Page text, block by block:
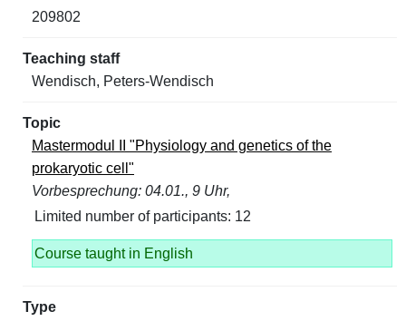
209802
Wendisch, Peters-Wendisch
Mastermodul II "Physiology and genetics of the
prokaryotic cell"
Vorbesprechung: 04.01., 9 Uhr,
Limited number of participants: 12
Course taught in English